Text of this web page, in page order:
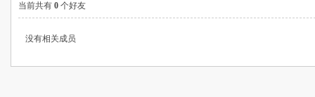
当前共有 0 个好友
没有相关成员